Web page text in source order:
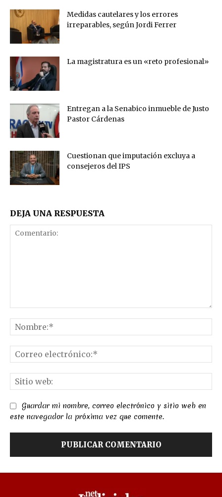
Medidas cautelares y los errores
irreparables, según Jordi Ferrer
La magistratura es un «reto profesional»
Entregan a la Senabico inmueble de Justo
Pastor Cárdenas
Cuestionan que imputación excluya a
consejeros del IPS
DEJA UNA RESPUESTA
Guardar mi nombre, correo electrónico y sitio web en
este navegador la próxima vez que comente.